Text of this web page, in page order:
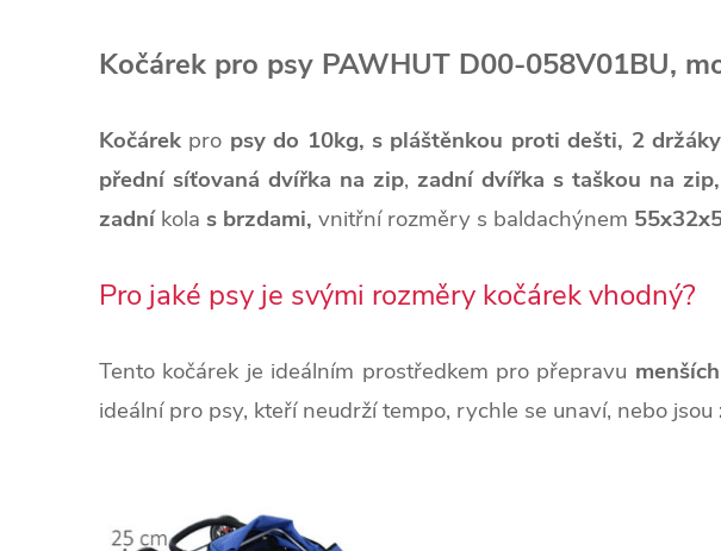
Kočárek pro psy PAWHUT D00-058V01BU,
Kočárek pro psy do 10kg, s pláštěnkou proti dešti, 2
přední síťovaná dvířka na zip, zadní dvířka s taškou na zip,
zadníkola s brzdami, vnitřní rozměry s baldachýnem
Pro jaké psy je svými rozměry kočárek vhodný?
Tento kočárek je ideálním prostředkem pro přepravu
ideální pro psy, kteří neudrží tempo, rychle se unaví, nebo jsou